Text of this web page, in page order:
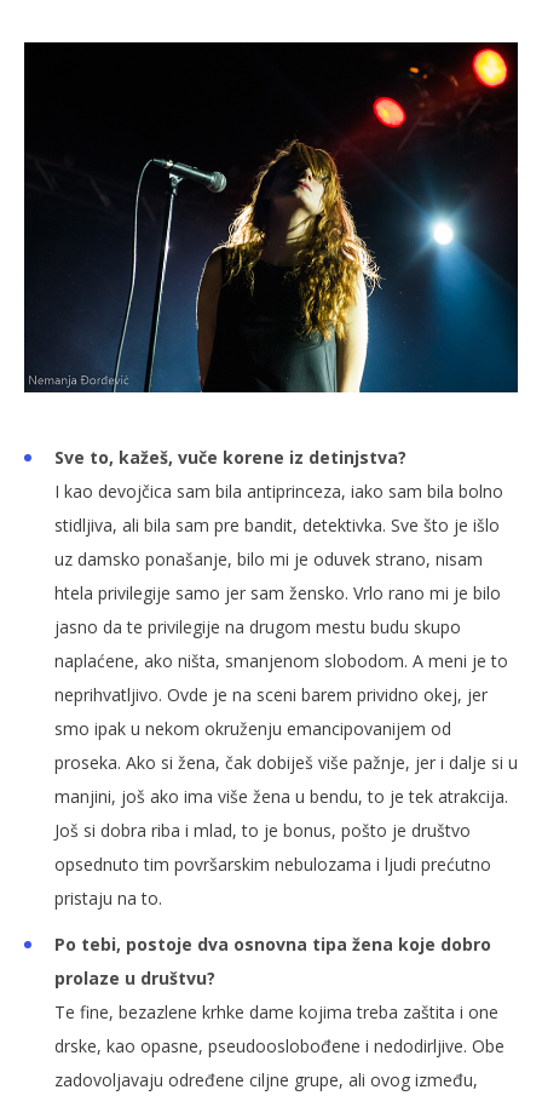
Sve to, kažeš, vuče korene iz detinjstva?
I kao devojčica sam bila antiprinceza, iako sam bila bolno
stidljiva, ali bila sam pre bandit, detektivka. Sve što je išlo
uz damsko ponašanje, bilo mi je oduvek strano, nisam
htela privilegije samo jer sam žensko. Vrlo rano mi je bilo
jasno da te privilegije na drugom mestu budu skupo
naplaćene, ako ništa, smanjenom slobodom. A meni je to
neprihvatljivo. Ovde je na sceni barem prividno okej, jer
smo ipak u nekom okruženju emancipovanijem od
proseka. Ako si žena, čak dobiješ više pažnje, jer i dalje si u
manjini, još ako ima više žena u bendu, to je tek atrakcija.
Još si dobra riba i mlad, to je bonus, pošto je društvo
opsednuto tim površarskim nebulozama i ljudi prećutno
pristaju na to.
Po tebi, postoje dva osnovna tipa žena koje dobro
prolaze u društvu?
Te fine, bezazlene krhke dame kojima treba zaštita i one
drske, kao opasne, pseudooslobođene i nedodirljive. Obe
zadovoljavaju određene ciljne grupe, ali ovog između,